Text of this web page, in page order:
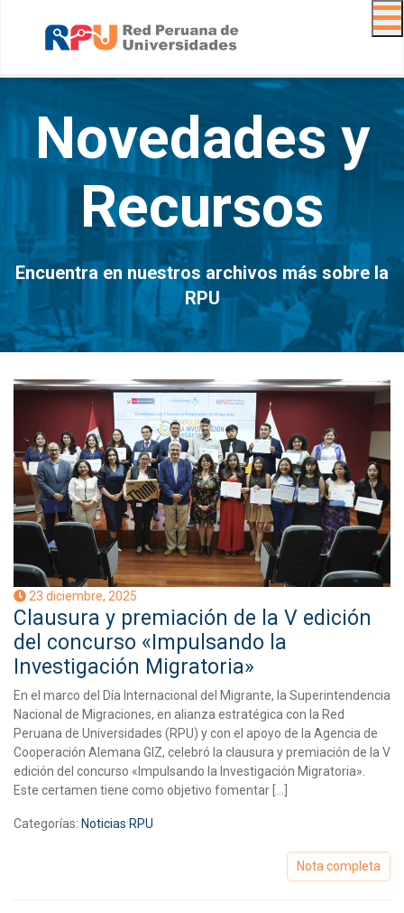
Novedades y
Recursos
Encuentra en nuestros archivos más sobre la
RPU
23 diciembre, 2025
Clausura y premiación de la V edición
del concurso «Impulsando la
Investigación Migratoria»
En el marco del Día Internacional del Migrante, la Superintendencia
Nacional de Migraciones, en alianza estratégica con la Red
Peruana de Universidades (RPU) y con el apoyo de la Agencia de
Cooperación Alemana GIZ, celebró la clausura y premiación de la V
edición del concurso «Impulsando la Investigación Migratoria».
Este certamen tiene como objetivo fomentar […]
Categorías: Noticias RPU
Nota completa